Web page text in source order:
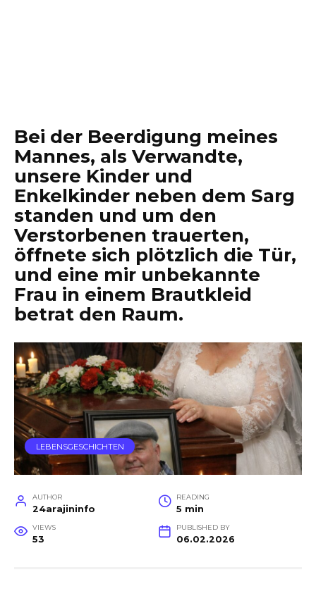
Bei der Beerdigung meines
Mannes, als Verwandte,
unsere Kinder und
Enkelkinder neben dem Sarg
standen und um den
Verstorbenen trauerten,
öffnete sich plötzlich die Tür,
und eine mir unbekannte
Frau in einem Brautkleid
betrat den Raum.
LEBENSGESCHICHTEN
AUTHOR
24arajininfo
READING
5 min
VIEWS
53
PUBLISHED BY
06.02.2026